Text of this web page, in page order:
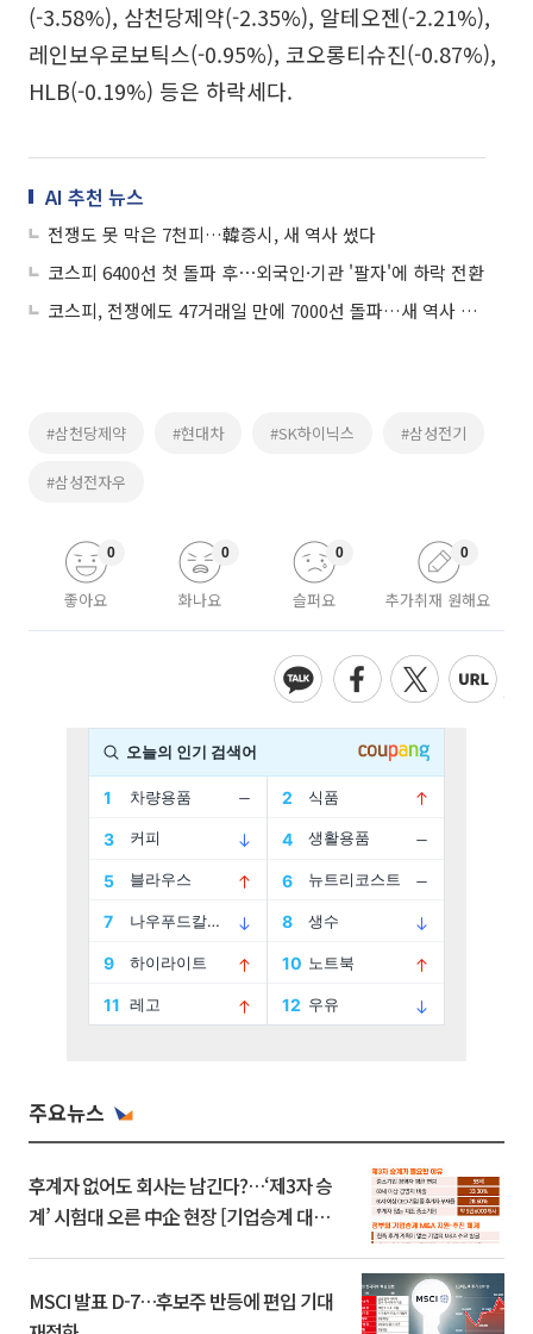
(-3.58%), 삼천당제약(-2.35%), 알테오젠(-2.21%),
레인보우로보틱스(-0.95%), 코오롱티슈진(-0.87%),
HLB(-0.19%) 등은 하락세다.
AI 추천 뉴스
전쟁도 못 막은 7천피…韓증시, 새 역사 썼다
코스피 6400선 첫 돌파 후⋯외국인·기관 '팔자'에 하락 전환
코스피, 전쟁에도 47거래일 만에 7000선 돌파…새 역사 쓴 韓증시
#삼천당제약 #현대차 #SK하이닉스 #삼성전기
#삼성전자우
좋아요
0
화나요
0
슬퍼요
0
추가취재 원해요
0
주요뉴스
후계자 없어도 회사는 남긴다?…‘제3자 승
계’ 시험대 오른 中企 현장 [기업승계 대전
MSCI 발표 D-7…후보주 반등에 편입 기대